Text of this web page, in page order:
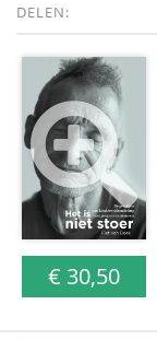
DELEN:
€ 30,50